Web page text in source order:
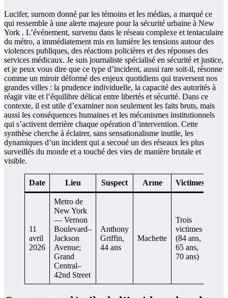
Lucifer, surnom donné par les témoins et les médias, a marqué ce
qui ressemble à une alerte majeure pour la sécurité urbaine à New
York . L’événement, survenu dans le réseau complexe et tentaculaire
du métro, a immédiatement mis en lumière les tensions autour des
violences publiques, des réactions policières et des réponses des
services médicaux. Je suis journaliste spécialisé en sécurité et justice,
et je peux vous dire que ce type d’incident, aussi rare soit-il, résonne
comme un miroir déformé des enjeux quotidiens qui traversent nos
grandes villes : la prudence individuelle, la capacité des autorités à
réagir vite et l’équilibre délicat entre libertés et sécurité. Dans ce
contexte, il est utile d’examiner non seulement les faits bruts, mais
aussi les conséquences humaines et les mécanismes institutionnels
qui s’activent derrière chaque opération d’intervention. Cette
synthèse cherche à éclairer, sans sensationalisme inutile, les
dynamiques d’un incident qui a secoué un des réseaux les plus
surveillés du monde et a touché des vies de manière brutale et
visible.
Date Lieu Suspect Arme Victimes
11
avril
2026
Metro de
New York
— Vernon
Boulevard–
Jackson
Avenue;
Grand
Central–
42nd Street
Anthony
Griffin,
44 ans
Machette
Trois
victimes
(84 ans,
65 ans,
70 ans)